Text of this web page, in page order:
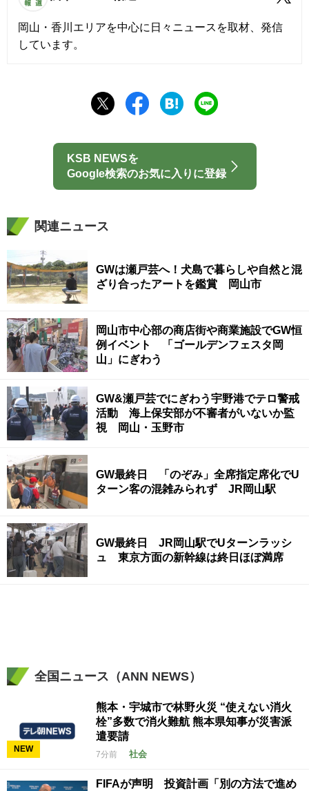
岡山・香川エリアを中心に日々ニュースを取材、発信
しています。
KSB NEWSを
Google検索のお気に入りに登録
関連ニュース
GWは瀬戸芸へ！犬島で暮らしや自然と混
ざり合ったアートを鑑賞 岡山市
岡山市中心部の商店街や商業施設でGW恒
例イベント 「ゴールデンフェスタ岡
山」にぎわう
GW&瀬戸芸でにぎわう宇野港でテロ警戒
活動 海上保安部が不審者がいないか監
視 岡山・玉野市
GW最終日 「のぞみ」全席指定席化でU
ターン客の混雑みられず JR岡山駅
GW最終日 JR岡山駅でUターンラッシ
ュ 東京方面の新幹線は終日ほぼ満席
全国ニュース（ANN NEWS）
NEW
熊本・宇城市で林野火災 “使えない消火
栓”多数で消火難航 熊本県知事が災害派
遣要請
7分前 社会
FIFAが声明 投資計画「別の方法で進め